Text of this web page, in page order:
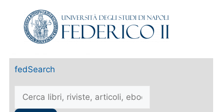
fedSearch